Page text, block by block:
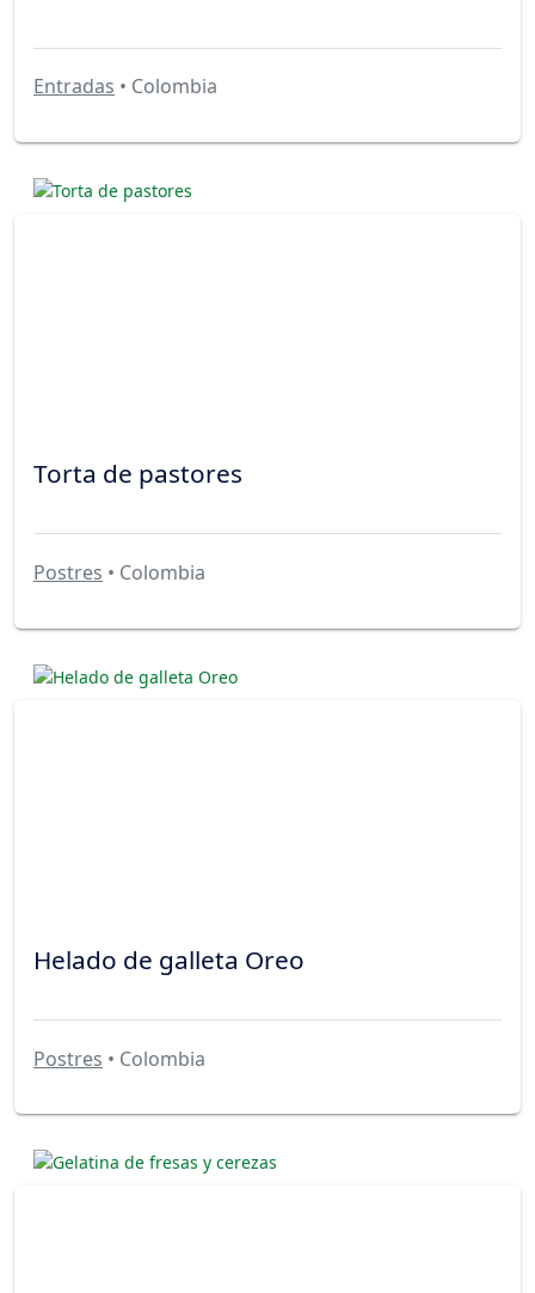
Entradas • Colombia
Torta de pastores
Postres • Colombia
Helado de galleta Oreo
Postres • Colombia